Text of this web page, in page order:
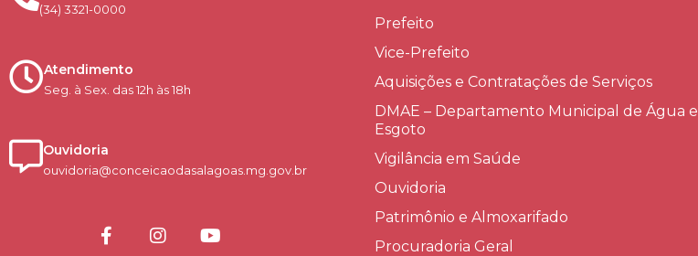
(34) 3321-0000
Atendimento
Seg. à Sex. das 12h às 18h
Ouvidoria
ouvidoria@conceicaodasalagoas.mg.gov.br
Prefeito
Vice-Prefeito
Aquisições e Contratações de Serviços​
DMAE – Departamento Municipal de Água e
Esgoto
Vigilância em Saúde
Ouvidoria
Patrimônio e Almoxarifado
Procuradoria Geral